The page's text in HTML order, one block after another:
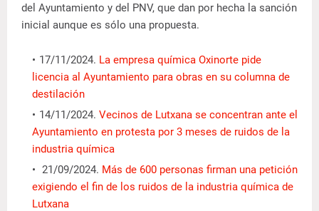
del Ayuntamiento y del PNV, que dan por hecha la sanción
inicial aunque es sólo una propuesta.
17/11/2024. La empresa química Oxinorte pide
licencia al Ayuntamiento para obras en su columna de
destilación
14/11/2024. Vecinos de Lutxana se concentran ante el
Ayuntamiento en protesta por 3 meses de ruidos de la
industria química
21/09/2024. Más de 600 personas firman una petición
exigiendo el fin de los ruidos de la industria química de
Lutxana